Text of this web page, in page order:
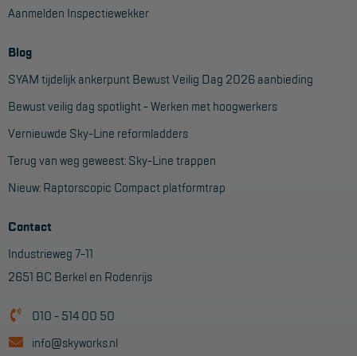
Aanmelden Inspectiewekker
Blog
SYAM tijdelijk ankerpunt Bewust Veilig Dag 2026 aanbieding
Bewust veilig dag spotlight - Werken met hoogwerkers
Vernieuwde Sky-Line reformladders
Terug van weg geweest: Sky-Line trappen
Nieuw: Raptorscopic Compact platformtrap
Contact
Industrieweg 7-11
2651 BC Berkel en Rodenrijs
010 - 514 00 50
info@skyworks.nl